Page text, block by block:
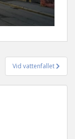
Vid vattenfallet